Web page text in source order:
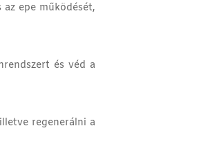
epe működését,
és véd a
regenerálni a